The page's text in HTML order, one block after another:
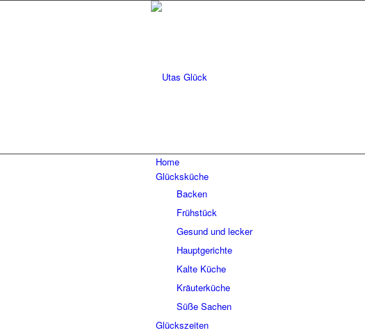
Home
Glücksküche
Backen
Frühstück
Gesund und lecker
Hauptgerichte
Kalte Küche
Kräuterküche
Süße Sachen
Glückszeiten